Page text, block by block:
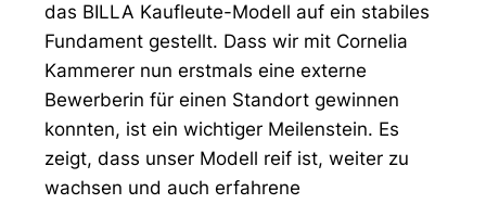
das BILLA Kaufleute-Modell auf ein stabiles
Fundament gestellt. Dass wir mit Cornelia
Kammerer nun erstmals eine externe
Bewerberin für einen Standort gewinnen
konnten, ist ein wichtiger Meilenstein. Es
zeigt, dass unser Modell reif ist, weiter zu
wachsen und auch erfahrene